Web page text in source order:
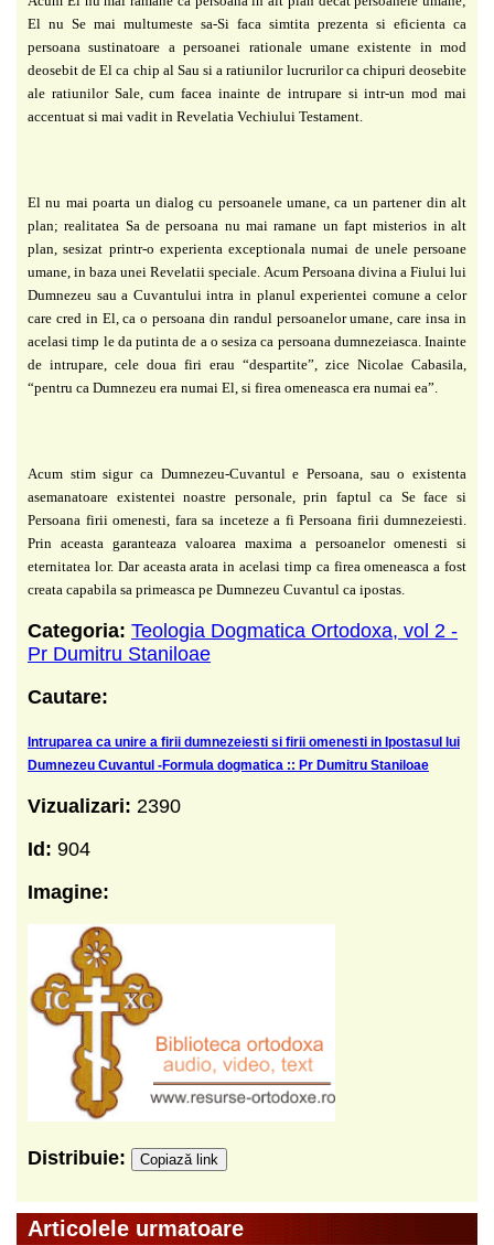
El nu Se mai multumeste sa-Si faca simtita prezenta si eficienta ca
persoana sustinatoare a persoanei rationale umane existente in mod
deosebit de El ca chip al Sau si a ratiunilor lucrurilor ca chipuri deosebite
ale ratiunilor Sale, cum facea inainte de intrupare si intr-un mod mai
accentuat si mai vadit in Revelatia Vechiului Testament.
El nu mai poarta un dialog cu persoanele umane, ca un partener din alt
plan; realitatea Sa de persoana nu mai ramane un fapt misterios in alt
plan, sesizat printr-o experienta exceptionala numai de unele persoane
umane, in baza unei Revelatii speciale. Acum Persoana divina a Fiului lui
Dumnezeu sau a Cuvantului intra in planul experientei comune a celor
care cred in El, ca o persoana din randul persoanelor umane, care insa in
acelasi timp le da putinta de a o sesiza ca persoana dumnezeiasca. Inainte
de intrupare, cele doua firi erau “despartite”, zice Nicolae Cabasila,
“pentru ca Dumnezeu era numai El, si firea omeneasca era numai ea”.
Acum stim sigur ca Dumnezeu-Cuvantul e Persoana, sau o existenta
asemanatoare existentei noastre personale, prin faptul ca Se face si
Persoana firii omenesti, fara sa inceteze a fi Persoana firii dumnezeiesti.
Prin aceasta garanteaza valoarea maxima a persoanelor omenesti si
eternitatea lor. Dar aceasta arata in acelasi timp ca firea omeneasca a fost
creata capabila sa primeasca pe Dumnezeu Cuvantul ca ipostas.
Categoria: Teologia Dogmatica Ortodoxa, vol 2 -
Pr Dumitru Staniloae
Cautare:
Intruparea ca unire a firii dumnezeiesti si firii omenesti in Ipostasul lui
Dumnezeu Cuvantul -Formula dogmatica :: Pr Dumitru Staniloae
Vizualizari: 2390
Id: 904
Imagine:
Distribuie: Copiază link
Articolele urmatoare